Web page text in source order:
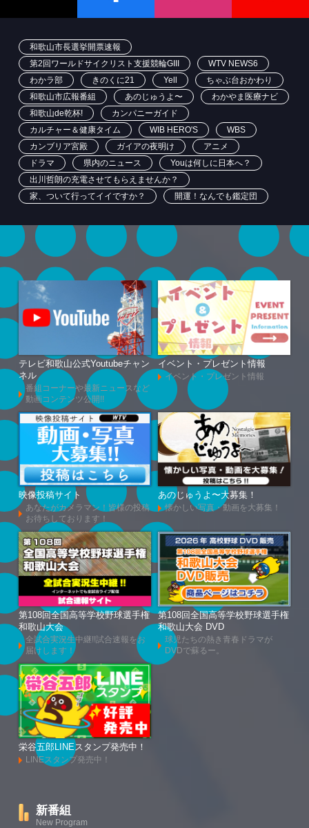
和歌山市長選挙開票速報
第2回ワールドサイクリスト支援競輪GIII
WTV NEWS6
わかラ部
きのくに21 Yell
ちゃぶ台おかわり
和歌山市広報番組
あのじゅうよ〜
わかやま医療ナビ
和歌山de乾杯!
カンパニーガイド
カルチャー＆健康タイム
WIB HERO'S
WBS
カンブリア宮殿
ガイアの夜明け
アニメ
ドラマ
県内のニュース
Youは何しに日本へ？
出川哲朗の充電させてもらえませんか？
家、ついて行ってイイですか？
開運！なんでも鑑定団
テレビ和歌山公式Youtubeチャン
ネル
番組コーナーや最新ニュースなど
動画コンテンツ公開!!
イベント・プレゼント情報
イベント・プレゼント情報
映像投稿サイト
あなたがカメラマン！皆様の投稿
お待ちしております！
あのじゅうよ〜大募集！
懐かしい写真・動画を大募集！
第108回全国高等学校野球選手権
和歌山大会
全試合実況生中継!!試合速報をお
届けします！
第108回全国高等学校野球選手権
和歌山大会 DVD
球児たちの熱き青春ドラマが
DVDで蘇るー。
栄谷五郎LINEスタンプ発売中！
LINEスタンプ発売中！
新番組
New Program